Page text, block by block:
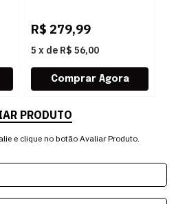
R$ 279,99
5 x de R$ 56,00
PRODUTO
e clique no botão Avaliar Produto.